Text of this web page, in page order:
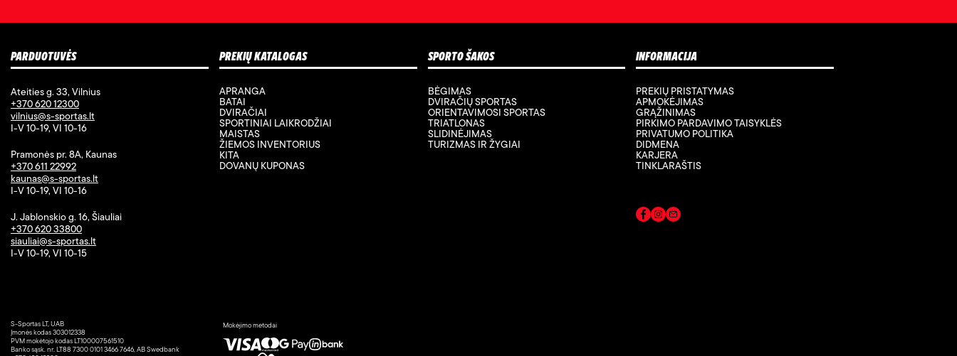
PARDUOTUVĖS
Ateities g. 33, Vilnius
+370 620 12300
vilnius@s-sportas.lt
I-V 10-19, VI 10-16
Pramonės pr. 8A, Kaunas
+370 611 22992
kaunas@s-sportas.lt
I-V 10-19, VI 10-16
J. Jablonskio g. 16, Šiauliai
+370 620 33800
siauliai@s-sportas.lt
I-V 10-19, VI 10-15
PREKIŲ KATALOGAS
APRANGA
BATAI
DVIRAČIAI
SPORTINIAI LAIKRODŽIAI
MAISTAS
ŽIEMOS INVENTORIUS
KITA
DOVANŲ KUPONAS
SPORTO ŠAKOS
BĖGIMAS
DVIRAČIŲ SPORTAS
ORIENTAVIMOSI SPORTAS
TRIATLONAS
SLIDINĖJIMAS
TURIZMAS IR ŽYGIAI
INFORMACIJA
PREKIŲ PRISTATYMAS
APMOKĖJIMAS
GRĄŽINIMAS
PIRKIMO PARDAVIMO TAISYKLĖS
PRIVATUMO POLITIKA
DIDMENA
KARJERA
TINKLARAŠTIS
S-Sportas LT, UAB
Įmonės kodas 303012338
PVM mokėtojo kodas LT100007561510
Banko sąsk. nr. LT88 7300 0101 3466 7646, AB Swedbank
Mokėjimo metodai